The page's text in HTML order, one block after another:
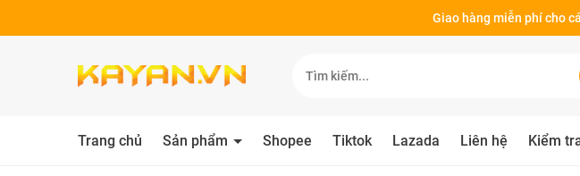
Giao hàng miễn phí cho
Trang chủ Sản phẩm Shopee Tiktok Lazada Liên hệ Kiểm